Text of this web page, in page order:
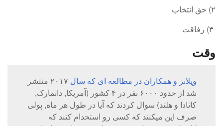
۲) حق انتخاب
وقت
ویلانز و همکاران در مطالعه ای که سال
۲۰۱۷ منتشر
شد از حدود ۶۰۰۰ نفر در ۴ کشور (آمریکا, دانمارک,
کانادا و هلند) سوال کردند که آیا در طول هر ماه, پولی
صرف این میکنند که کسی رو استخدام کنند که